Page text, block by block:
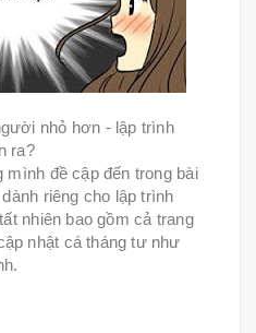
nhỏ hơn - lập trình
ra?
đề cập đến trong bài
riêng cho lập trình
nhiên bao gồm cả trang
nhật cá tháng tư như